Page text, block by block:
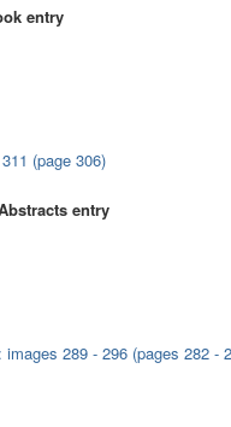
entry
(page 306)
entry
289 - 296 (pages 282 -